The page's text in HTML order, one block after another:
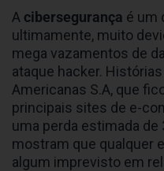
A cibersegurança é um
ultimamente, muito
mega vazamentos de
ataque hacker.
Americanas S.A, que
principais sites de e-
uma perda estimada
mostram que qualquer
algum imprevisto em